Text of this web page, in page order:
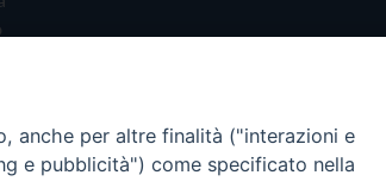
anche per altre finalità ("interazioni e
e pubblicità") come specificato nella